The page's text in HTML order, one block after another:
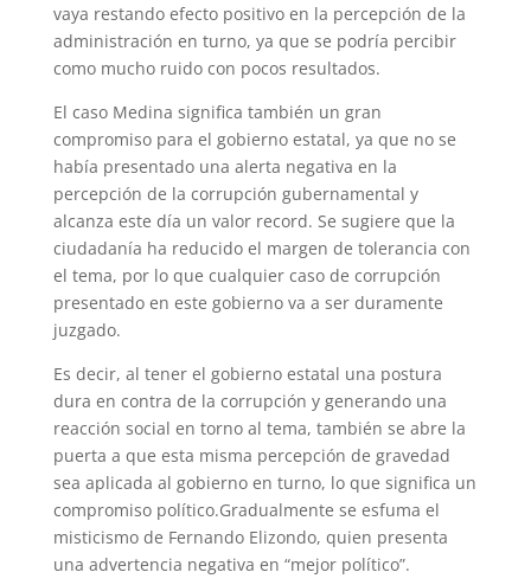
vaya restando efecto positivo en la percepción de la
administración en turno, ya que se podría percibir
como mucho ruido con pocos resultados.
El caso Medina significa también un gran
compromiso para el gobierno estatal, ya que no se
había presentado una alerta negativa en la
percepción de la corrupción gubernamental y
alcanza este día un valor record. Se sugiere que la
ciudadanía ha reducido el margen de tolerancia con
el tema, por lo que cualquier caso de corrupción
presentado en este gobierno va a ser duramente
juzgado.
Es decir, al tener el gobierno estatal una postura
dura en contra de la corrupción y generando una
reacción social en torno al tema, también se abre la
puerta a que esta misma percepción de gravedad
sea aplicada al gobierno en turno, lo que significa un
compromiso político.Gradualmente se esfuma el
misticismo de Fernando Elizondo, quien presenta
una advertencia negativa en “mejor político”.